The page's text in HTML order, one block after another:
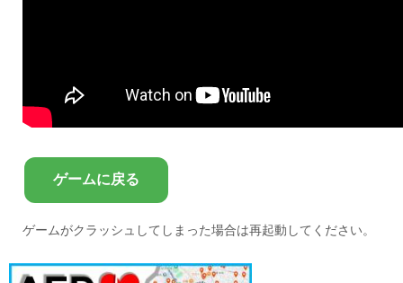
ゲームに戻る
ゲームがクラッシュしてしまった場合は再起動してください。